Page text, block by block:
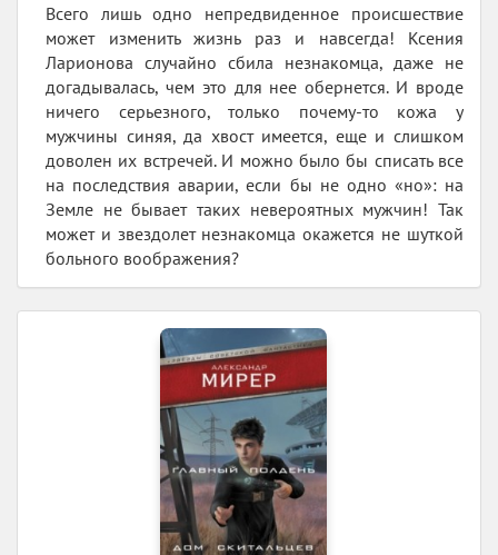
Всего лишь одно непредвиденное происшествие
может изменить жизнь раз и навсегда! Ксения
Ларионова случайно сбила незнакомца, даже не
догадывалась, чем это для нее обернется. И вроде
ничего серьезного, только почему-то кожа у
мужчины синяя, да хвост имеется, еще и слишком
доволен их встречей. И можно было бы списать все
на последствия аварии, если бы не одно «но»: на
Земле не бывает таких невероятных мужчин! Так
может и звездолет незнакомца окажется не шуткой
больного воображения?